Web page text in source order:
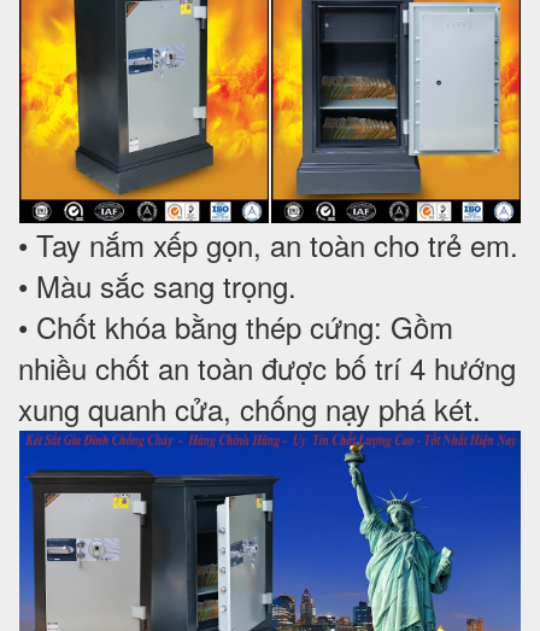
• Tay nắm xếp gọn, an toàn cho trẻ em.
• Màu sắc sang trọng.
• Chốt khóa bằng thép cứng: Gồm
nhiều chốt an toàn được bố trí 4 hướng
xung quanh cửa, chống nạy phá két.